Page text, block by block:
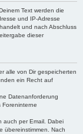
Text werden die
und IP-Adresse
und nach Abschluss
dieser
alle von Dir gespeicherten
ein Recht auf
Datenanforderung
Foreninterne
auch per Email. Dabei
übereinstimmen. Nach